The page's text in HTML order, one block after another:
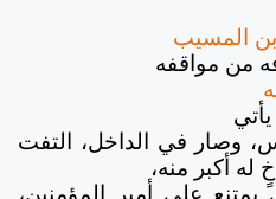
المسيب
من مواقفه
وصار في الداخل، التفت
له أكبر منه،